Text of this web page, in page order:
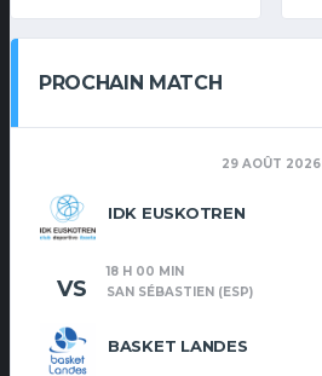
PROCHAIN MATCH
29 AOÛT 2026
IDK EUSKOTREN
BASKET LANDES
VS
18 H 00 MIN
SAN SÉBASTIEN (ESP)